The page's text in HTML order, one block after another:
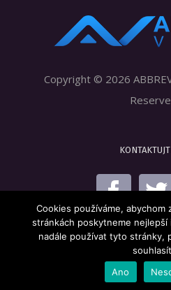
Copyright © 2026
Cookies používáme, abychom
stránkách poskytneme
nadále používat tyto stránky,
Ano